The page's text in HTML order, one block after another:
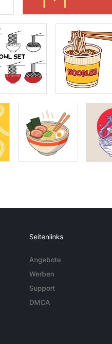
Seitenlinks
Angebote
Werben
Support
DMCA